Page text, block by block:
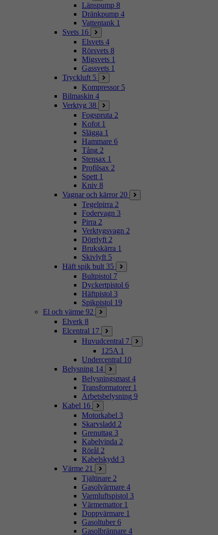
Länspump 8
Dränkpump 4
Vattentank 1
Svets 16
Elsvets 4
Rörsvets 8
Migsvets 1
Gassvets 1
Tryckluft 5
Kompressor 5
Bilmaskin 4
Verktyg 38
Fogspruta 2
Kofot 1
Slägga 1
Hammare 6
Tång 2
Stensax 1
Profilsax 2
Spett 1
Kniv 8
Vagnar och kärror 20
Tegelpirra 2
Fodervagn 3
Pirra 2
Verktygsvagn 2
Dörrlyft 2
Brukskärra 1
Skivlyft 5
Häft spik bult 35
Bultpistol 7
Dyckertpistol 6
Häftpistol 3
Spikpistol 19
El och värme 92
Elverk 8
Elcentral 17
Huvudcentral 7
125A 1
Undercentral 10
Belysning 14
Belysningsmast 4
Transformatorer 1
Arbetsbelysning 9
Kabel 16
Motorkabel 3
Skarvsladd 2
Grenuttag 3
Kabelvinda 2
Rörål 2
Kabelskydd 3
Värme 21
Tjältinare 2
Gasolvärmare 4
Varmluftspistol 3
Värmemattor 1
Doppvärmare 1
Gasoltuber 6
Gasolbrännare 4